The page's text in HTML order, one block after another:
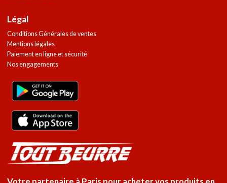
Légal
Conditions Générales de ventes
Mentions légales
Paiement en ligne et sécurité
Nos engagements